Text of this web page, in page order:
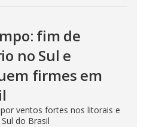
fim de
no Sul e
firmes em
ventos fortes nos litorais e
do Brasil